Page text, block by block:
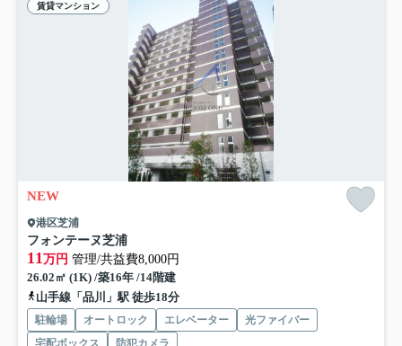
賃貸マンション
NEW
港区芝浦
フォンテーヌ芝浦
11万円 管理/共益費8,000円
26.02㎡ (1K) /築16年 /14階建
山手線「品川」駅 徒歩18分
駐輪場 オートロック エレベーター
光ファイバー
宅配ボックス
防犯カメラ